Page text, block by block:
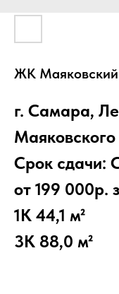
ЖК
г. Самара,
Маяковского
Срок сдачи:
от 199 000р.
1К 44,1 м²
3К 88,0 м²